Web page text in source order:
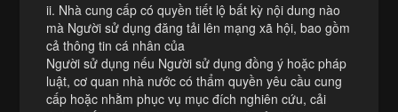
ii. Nhà cung cấp có quyền tiết lộ bất kỳ nội dung nào
mà Người sử dụng đăng tải lên mạng xã hội, bao gồm
cả thông tin cá nhân của
Người sử dụng nếu Người sử dụng đồng ý hoặc pháp
luật, cơ quan nhà nước có thẩm quyền yêu cầu cung
cấp hoặc nhằm phục vụ mục đích nghiên cứu, cải